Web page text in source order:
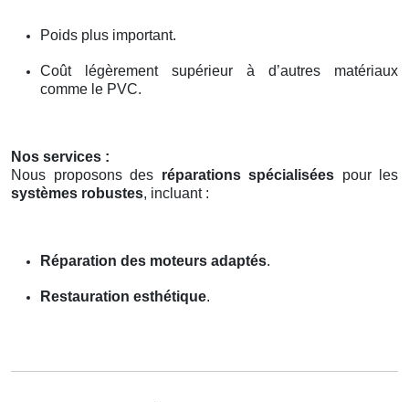
Poids plus important.
Coût légèrement supérieur à d’autres matériaux
comme le PVC.
Nos services :
Nous proposons des réparations spécialisées pour les
systèmes robustes, incluant :
Réparation des moteurs adaptés.
Restauration esthétique.